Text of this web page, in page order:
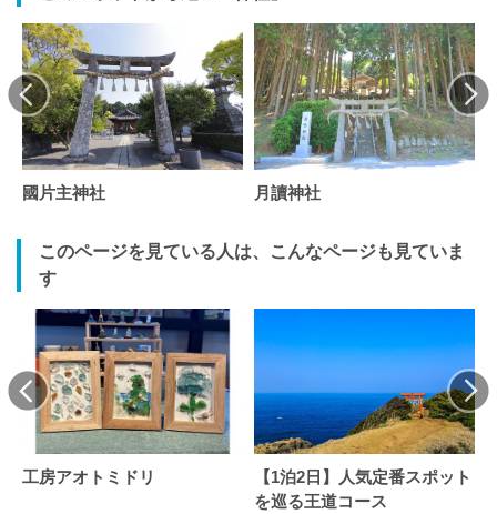
國片主神社 月讀神社
このページを見ている人は、こんなページも見ていま
す
工房アオトミドリ
【1泊2日】人気定番スポット
を巡る王道コース